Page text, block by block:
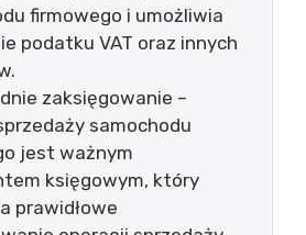
firmowego i umożliwia
podatku VAT oraz innych
zaksięgowanie –
samochodu
jest ważnym
księgowym, który
prawidłowe